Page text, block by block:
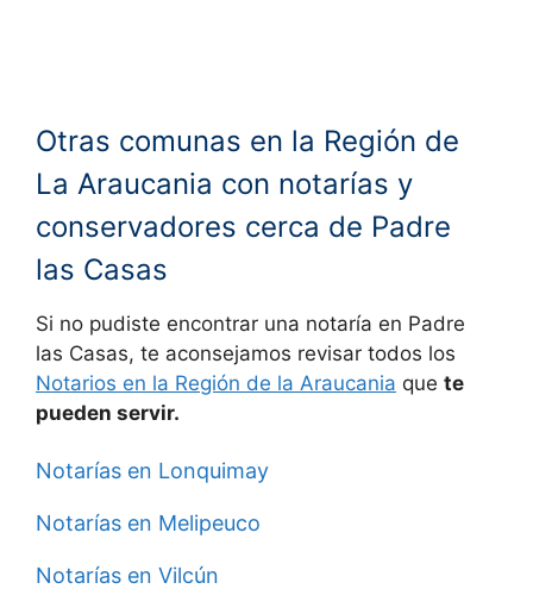
Otras comunas en la Región de
La Araucania con notarías y
conservadores cerca de Padre
las Casas
Si no pudiste encontrar una notaría en Padre
las Casas, te aconsejamos revisar todos los
Notarios en la Región de la Araucania que te
pueden servir.
Notarías en Lonquimay
Notarías en Melipeuco
Notarías en Vilcún